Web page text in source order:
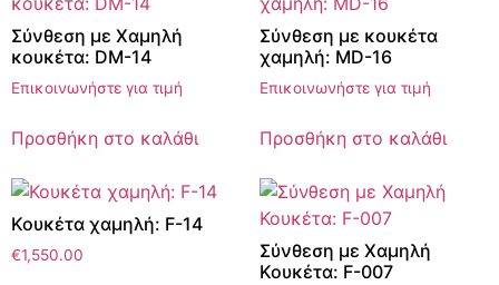
Σύνθεση με Χαμηλή
κουκέτα: DM-14
Επικοινωνήστε για τιμή
Προσθήκη στο καλάθι
Σύνθεση με κουκέτα
χαμηλή: MD-16
Επικοινωνήστε για τιμή
Προσθήκη στο καλάθι
Κουκέτα χαμηλή: F-14
€1,550.00
Σύνθεση με Χαμηλή
Κουκέτα: F-007